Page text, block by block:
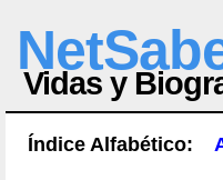
Vidas y
Índice Alfabético: